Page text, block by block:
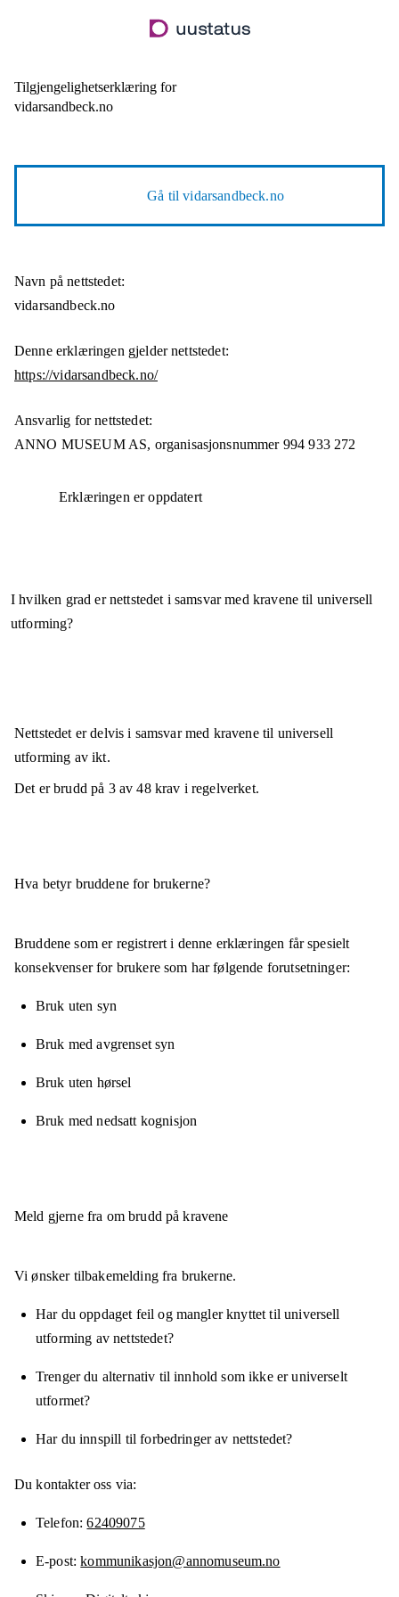
til
Tilgjengelighetserklæring for
vidarsandbeck.no
Gå tilvidarsandbeck.no
Navn på nettstedet:
vidarsandbeck.no
Denne erklæringen gjelder nettstedet:
https://vidarsandbeck.no/
Ansvarlig for nettstedet:
ANNO MUSEUM AS, organisasjonsnummer 994 933 272
Erklæringen er oppdatert
I hvilken grad er nettstedet i samsvar med kravene til universell
utforming?
Nettstedet erdelvis i samsvarmed kravene til universell
utforming av ikt.
Det er brudd på 3av48krav i regelverket.
Hva betyr bruddene for brukerne?
Bruddene som er registrert i denne erklæringen får spesielt
konsekvenser for brukere som har følgende forutsetninger:
Bruk uten syn
Bruk med avgrenset syn
Bruk uten hørsel
Bruk med nedsatt kognisjon
Meld gjerne fra om brudd på kravene
Vi ønsker tilbakemelding fra brukerne.
Har du oppdaget feil og mangler knyttet til universell
utforming av nettstedet?
Trenger du alternativ til innhold som ikke er universelt
utformet?
Har du innspill til forbedringer av nettstedet?
Du kontakter oss via:
Telefon 62409075
E-post kommunikasjon@annomuseum.no